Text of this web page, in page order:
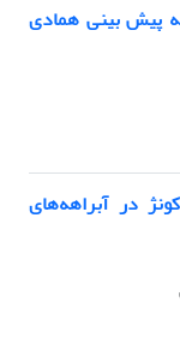
پیش بینی همادی
در آبراهه‌های